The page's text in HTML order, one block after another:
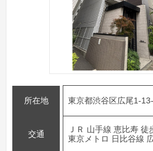
所在地 東京都渋谷区広尾1-
交通
ＪＲ 山手線 恵比寿 徒
東京メトロ 日比谷線